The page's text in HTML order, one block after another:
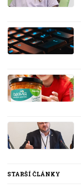
STARŠÍ ČLÁNKY